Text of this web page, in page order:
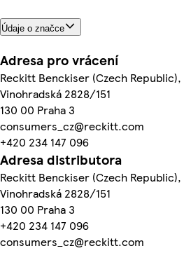
Údaje o značce
Adresa pro vrácení
Reckitt Benckiser (Czech
Vinohradská 2828/151
130 00 Praha 3
consumers_cz@reckitt.com
+420 234 147 096
Adresa distributora
Reckitt Benckiser (Czech
Vinohradská 2828/151
130 00 Praha 3
+420 234 147 096
consumers_cz@reckitt.com